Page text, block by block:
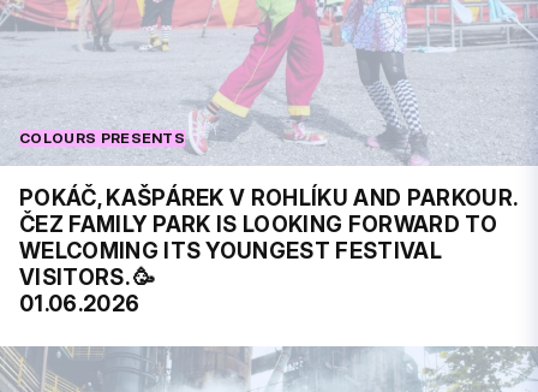
COLOURS PRESENTS
POKÁČ, KAŠPÁREK V ROHLÍKU AND PARKOUR.
ČEZ FAMILY PARK IS LOOKING FORWARD TO
WELCOMING ITS YOUNGEST FESTIVAL
VISITORS. 🥳
01.06.2026